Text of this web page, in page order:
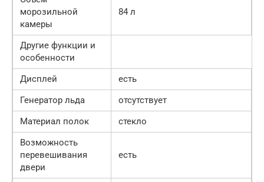
морозильной
камеры
84 л
Другие функции и
особенности
Дисплей
есть
Генератор льда
отсутствует
Материал полок
стекло
Возможность
перевешивания
двери
есть